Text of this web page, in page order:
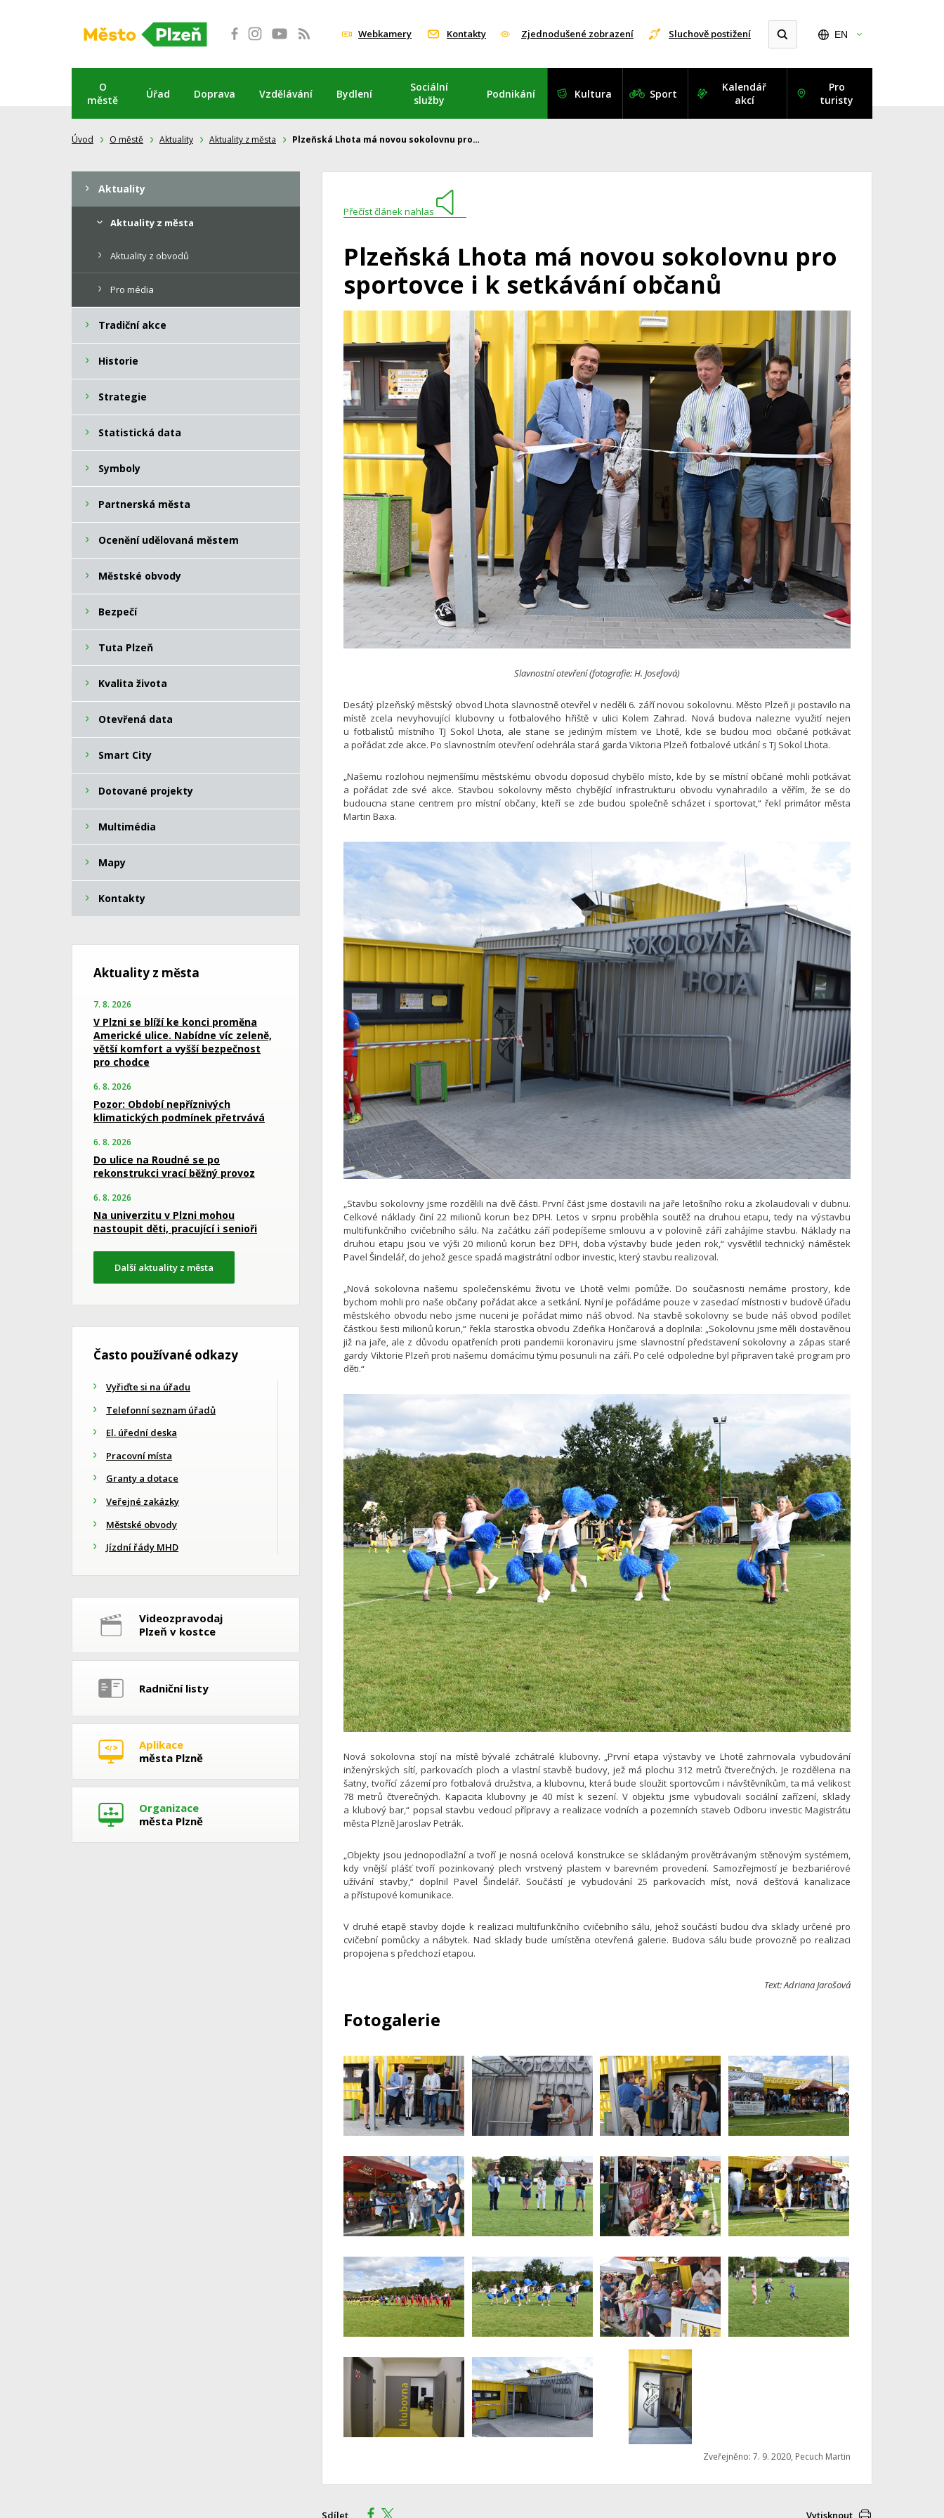
Webkamery Kontakty Zjednodušené zobrazení Sluchově postižení EN
O
městě
Úřad Doprava Vzdělávání Bydlení
Sociální
služby
Podnikání Kultura Sport
Kalendář
akcí
Pro
turisty
Úvod O městě Aktuality Aktuality z města Plzeňská Lhota má novou sokolovnu pro…
Přečíst článek nahlas
Plzeňská Lhota má novou sokolovnu pro
sportovce i k setkávání občanů
Slavnostní otevření (fotografie: H. Josefová)
Desátý plzeňský městský obvod Lhota slavnostně otevřel v neděli 6. září novou sokolovnu. Město Plzeň ji postavilo na
místě zcela nevyhovující klubovny u fotbalového hřiště v ulici Kolem Zahrad. Nová budova nalezne využití nejen
u fotbalistů místního TJ Sokol Lhota, ale stane se jediným místem ve Lhotě, kde se budou moci občané potkávat
a pořádat zde akce. Po slavnostním otevření odehrála stará garda Viktoria Plzeň fotbalové utkání s TJ Sokol Lhota.
„Našemu rozlohou nejmenšímu městskému obvodu doposud chybělo místo, kde by se místní občané mohli potkávat
a pořádat zde své akce. Stavbou sokolovny město chybějící infrastrukturu obvodu vynahradilo a věřím, že se do
budoucna stane centrem pro místní občany, kteří se zde budou společně scházet i sportovat,“ řekl primátor města
Martin Baxa.
„Stavbu sokolovny jsme rozdělili na dvě části. První část jsme dostavili na jaře letošního roku a zkolaudovali v dubnu.
Celkové náklady činí 22 milionů korun bez DPH. Letos v srpnu proběhla soutěž na druhou etapu, tedy na výstavbu
multifunkčního cvičebního sálu. Na začátku září podepíšeme smlouvu a v polovině září zahájíme stavbu. Náklady na
druhou etapu jsou ve výši 20 milionů korun bez DPH, doba výstavby bude jeden rok,“ vysvětlil technický náměstek
Pavel Šindelář, do jehož gesce spadá magistrátní odbor investic, který stavbu realizoval.
„Nová sokolovna našemu společenskému životu ve Lhotě velmi pomůže. Do současnosti nemáme prostory, kde
bychom mohli pro naše občany pořádat akce a setkání. Nyní je pořádáme pouze v zasedací místnosti v budově úřadu
městského obvodu nebo jsme nuceni je pořádat mimo náš obvod. Na stavbě sokolovny se bude náš obvod podílet
částkou šesti milionů korun,“ řekla starostka obvodu Zdeňka Hončarová a doplnila: „Sokolovnu jsme měli dostavěnou
již na jaře, ale z důvodu opatřeních proti pandemii koronaviru jsme slavnostní představení sokolovny a zápas staré
gardy Viktorie Plzeň proti našemu domácímu týmu posunuli na září. Po celé odpoledne byl připraven také program pro
děti.“
Nová sokolovna stojí na místě bývalé zchátralé klubovny. „První etapa výstavby ve Lhotě zahrnovala vybudování
inženýrských sítí, parkovacích ploch a vlastní stavbě budovy, jež má plochu 312 metrů čtverečných. Je rozdělena na
šatny, tvořící zázemí pro fotbalová družstva, a klubovnu, která bude sloužit sportovcům i návštěvníkům, ta má velikost
78 metrů čtverečných. Kapacita klubovny je 40 míst k sezení. V objektu jsme vybudovali sociální zařízení, sklady
a klubový bar,“ popsal stavbu vedoucí přípravy a realizace vodních a pozemních staveb Odboru investic Magistrátu
města Plzně Jaroslav Petrák.
„Objekty jsou jednopodlažní a tvoří je nosná ocelová konstrukce se skládaným provětrávaným stěnovým systémem,
kdy vnější plášť tvoří pozinkovaný plech vrstvený plastem v barevném provedení. Samozřejmostí je bezbariérové
užívání stavby,“ doplnil Pavel Šindelář. Součástí je vybudování 25 parkovacích míst, nová dešťová kanalizace
a přístupové komunikace.
V druhé etapě stavby dojde k realizaci multifunkčního cvičebního sálu, jehož součástí budou dva sklady určené pro
cvičební pomůcky a nábytek. Nad sklady bude umístěna otevřená galerie. Budova sálu bude provozně po realizaci
propojena s předchozí etapou.
Text: Adriana Jarošová
Fotogalerie
Zveřejněno: 7. 9. 2020, Pecuch Martin
Sdílet Vytisknout
Aktuality
Aktuality z města
Aktuality z obvodů
Pro média
Tradiční akce
Historie
Strategie
Statistická data
Symboly
Partnerská města
Ocenění udělovaná městem
Městské obvody
Bezpečí
Tuta Plzeň
Kvalita života
Otevřená data
Smart City
Dotované projekty
Multimédia
Mapy
Kontakty
Aktuality z města
7. 8. 2026
V Plzni se blíží ke konci proměna
Americké ulice. Nabídne víc zeleně,
větší komfort a vyšší bezpečnost
pro chodce
6. 8. 2026
Pozor: Období nepříznivých
klimatických podmínek přetrvává
6. 8. 2026
Do ulice na Roudné se po
rekonstrukci vrací běžný provoz
6. 8. 2026
Na univerzitu v Plzni mohou
nastoupit děti, pracující i senioři
Další aktuality z města
Často používané odkazy
Vyřiďte si na úřadu
Telefonní seznam úřadů
El. úřední deska
Pracovní místa
Granty a dotace
Veřejné zakázky
Městské obvody
Jízdní řády MHD
Videozpravodaj
Plzeň v kostce
Radniční listy
Aplikace
města Plzně
Organizace
města Plzně